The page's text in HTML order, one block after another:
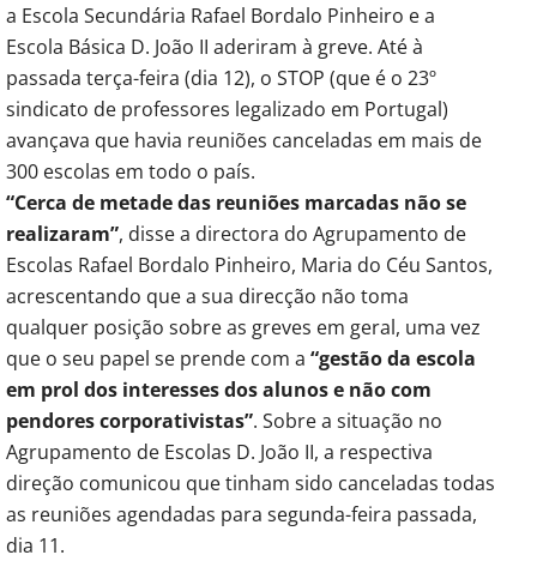
a Escola Secundária Rafael Bordalo Pinheiro e a
Escola Básica D. João II aderiram à greve. Até à
passada terça-feira (dia 12), o STOP (que é o 23º
sindicato de professores legalizado em Portugal)
avançava que havia reuniões canceladas em mais de
300 escolas em todo o país.
“Cerca de metade das reuniões marcadas não se
realizaram”, disse a directora do Agrupamento de
Escolas Rafael Bordalo Pinheiro, Maria do Céu Santos,
acrescentando que a sua direcção não toma
qualquer posição sobre as greves em geral, uma vez
que o seu papel se prende com a “gestão da escola
em prol dos interesses dos alunos e não com
pendores corporativistas”. Sobre a situação no
Agrupamento de Escolas D. João II, a respectiva
direção comunicou que tinham sido canceladas todas
as reuniões agendadas para segunda-feira passada,
dia 11.